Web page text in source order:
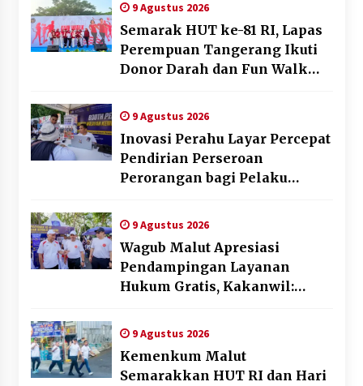
9 Agustus 2026
Semarak HUT ke-81 RI, Lapas
Perempuan Tangerang Ikuti
Donor Darah dan Fun Walk
Pemasyarakatan
9 Agustus 2026
Inovasi Perahu Layar Percepat
Pendirian Perseroan
Perorangan bagi Pelaku
9 Agustus 2026
Wagub Malut Apresiasi
Pendampingan Layanan
Hukum Gratis, Kakanwil:
Kini Rp0
9 Agustus 2026
Kemenkum Malut
Semarakkan HUT RI dan Hari